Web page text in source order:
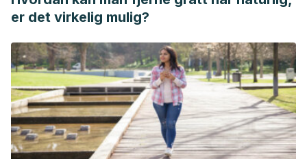
er det virkelig mulig?